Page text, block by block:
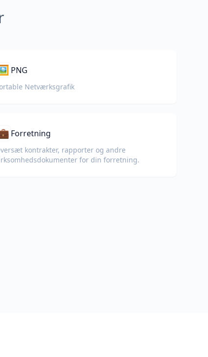
PNG
Netværksgrafik
Forretning
kontrakter, rapporter og andre
for din forretning.